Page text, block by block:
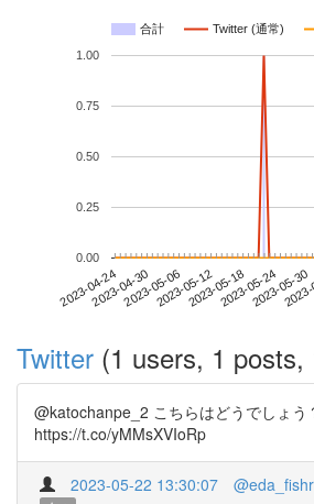
合計 Twitter (通常)
2023-04-242023-04-302023-05-062023-05-122023-05-182023-05-242023-05-30
0.00
0.25
0.50
0.75
1.00
Twitter (1 users, 1 posts,
@katochanpe_2 こちらはどうでしょう
https://t.co/yMMsXVIoRp
2023-05-22 13:30:07